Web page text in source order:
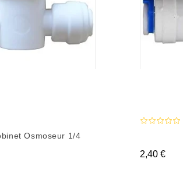
Osmoseur 1/4
Prix
2,40 €